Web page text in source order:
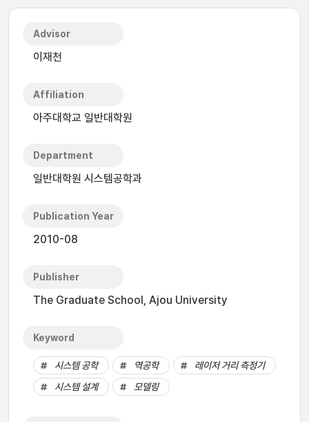
Advisor
이재천
Affiliation
아주대학교 일반대학원
Department
일반대학원 시스템공학과
Publication Year
2010-08
Publisher
The Graduate School, Ajou University
Keyword
시스템 공학 역공학
레이저 거리 측정기
시스템 설계
모델링